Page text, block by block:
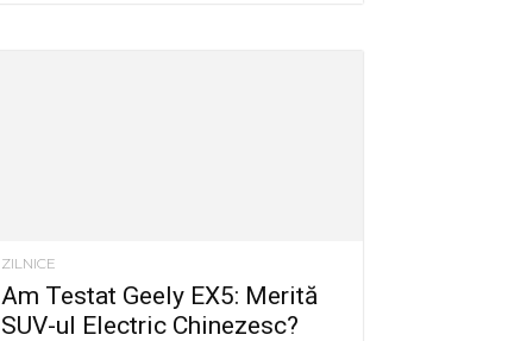
ZILNICE
Am Testat Geely EX5: Merită
SUV-ul Electric Chinezesc?